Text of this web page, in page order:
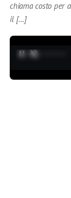
chiama costo per
il […]